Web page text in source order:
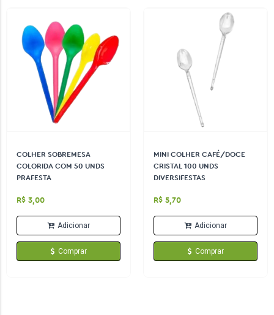
COLHER SOBREMESA
COLORIDA COM 50 UNDS
PRAFESTA
R$ 3,00
Adicionar
Comprar
MINI COLHER CAFÉ/DOCE
CRISTAL 100 UNDS
DIVERSIFESTAS
R$ 5,70
Adicionar
Comprar